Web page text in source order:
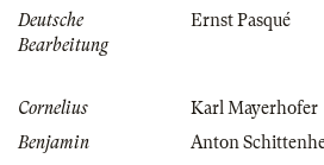
Deutsche
Bearbeitung
Ernst Pasqué
Cornelius
Karl Mayerhofer
Benjamin
Anton